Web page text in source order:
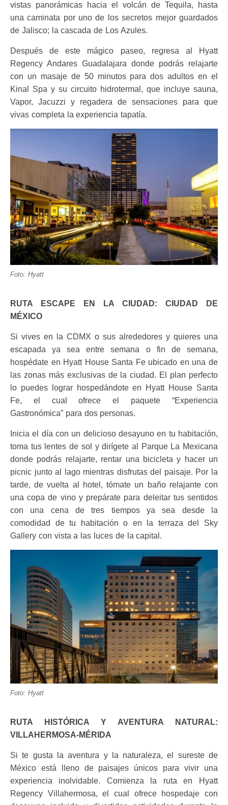
vistas panorámicas hacia el volcán de Tequila, hasta
una caminata por uno de los secretos mejor guardados
de Jalisco; la cascada de Los Azules.
Después de este mágico paseo, regresa al Hyatt
Regency Andares Guadalajara donde podrás relajarte
con un masaje de 50 minutos para dos adultos en el
Kinal Spa y su circuito hidrotermal, que incluye sauna,
Vapor, Jacuzzi y regadera de sensaciones para que
vivas completa la experiencia tapatía.
Foto: Hyatt
RUTA ESCAPE EN LA CIUDAD: CIUDAD DE
MÉXICO
Si vives en la CDMX o sus alrededores y quieres una
escapada ya sea entre semana o fin de semana,
hospédate en Hyatt House Santa Fe ubicado en una de
las zonas más exclusivas de la ciudad. El plan perfecto
lo puedes lograr hospedándote en Hyatt House Santa
Fe, el cual ofrece el paquete “Experiencia
Gastronómica” para dos personas.
Inicia el día con un delicioso desayuno en tu habitación,
toma tus lentes de sol y dirígete al Parque La Mexicana
donde podrás relajarte, rentar una bicicleta y hacer un
picnic junto al lago mientras disfrutas del paisaje. Por la
tarde, de vuelta al hotel, tómate un baño relajante con
una copa de vino y prepárate para deleitar tus sentidos
con una cena de tres tiempos ya sea desde la
comodidad de tu habitación o en la terraza del Sky
Gallery con vista a las luces de la capital.
Foto: Hyatt
RUTA HISTÓRICA Y AVENTURA NATURAL:
VILLAHERMOSA-MÉRIDA
Si te gusta la aventura y la naturaleza, el sureste de
México está lleno de paisajes únicos para vivir una
experiencia inolvidable. Comienza la ruta en Hyatt
Regency Villahermosa, el cual ofrece hospedaje con